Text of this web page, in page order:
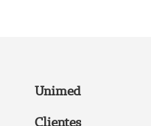
Unimed
Clientes